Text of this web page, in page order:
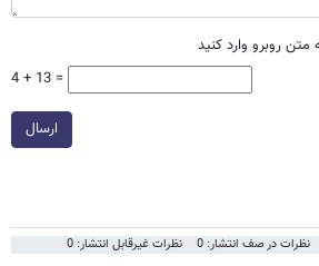
روبرو وارد کنید
4 + 13 =
ارسال
نظرات در صف انتشار: 0 نظرات غیرقابل انتشار: 0